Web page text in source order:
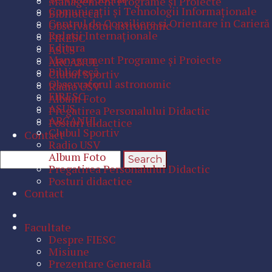
Bibliotecă
Observatorul astronomic
FIRESC
ASUS
ARCANUL
Clubul Sportiv
Radio USV
Album Foto
Pregatirea Personalului Didactic
Posturi didactice
Contact
Comunicaţii şi Tehnologii Informaţionale
Centrul de Consiliere şi Orientare în Carieră
Relaţii Internaţionale
Editura
Management Programe şi Proiecte
Bibliotecă
Observatorul astronomic
FIRESC
ASUS
ARCANUL
Clubul Sportiv
Radio USV
Album Foto
Pregatirea Personalului Didactic
Posturi didactice
Contact
Facultate
Despre FIESC
Misiune
Prezentare Generală